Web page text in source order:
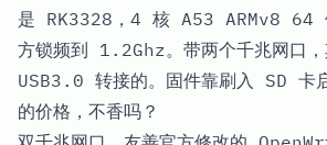
是 RK3328，4 核 A53 ARMv8 64
方锁频到 1.2Ghz。带两个千兆网口，
USB3.0 转接的。固件靠刷入 SD 卡
的价格，不香吗？